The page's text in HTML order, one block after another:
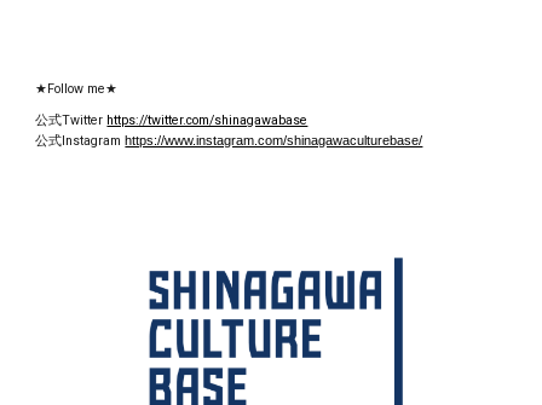
★Follow me★
公式Twitter https://twitter.com/shinagawabase
公式 Instagram https://www.instagram.com/shinagawaculturebase/